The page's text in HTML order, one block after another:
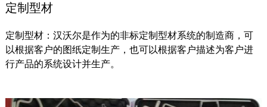
定制型材
定制型材：汉沃尔是作为的非标定制型材系统的制造商，可
以根据客户的图纸定制生产，也可以根据客户描述为客户进
行产品的系统设计并生产。